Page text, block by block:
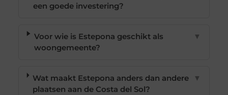
een goede investering?
Voor wie is Estepona geschikt als
woongemeente?
▼
Wat maakt Estepona anders dan andere
plaatsen aan de Costa del Sol?
▼